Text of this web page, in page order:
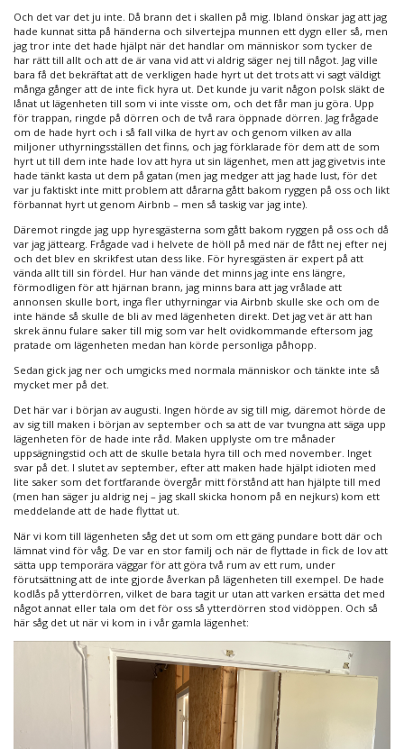
Och det var det ju inte. Då brann det i skallen på mig. Ibland önskar jag att jag
hade kunnat sitta på händerna och silvertejpa munnen ett dygn eller så, men
jag tror inte det hade hjälpt när det handlar om människor som tycker de
har rätt till allt och att de är vana vid att vi aldrig säger nej till något. Jag ville
bara få det bekräftat att de verkligen hade hyrt ut det trots att vi sagt väldigt
många gånger att de inte fick hyra ut. Det kunde ju varit någon polsk släkt de
lånat ut lägenheten till som vi inte visste om, och det får man ju göra. Upp
för trappan, ringde på dörren och de två rara öppnade dörren. Jag frågade
om de hade hyrt och i så fall vilka de hyrt av och genom vilken av alla
miljoner uthyrningsställen det finns, och jag förklarade för dem att de som
hyrt ut till dem inte hade lov att hyra ut sin lägenhet, men att jag givetvis inte
hade tänkt kasta ut dem på gatan (men jag medger att jag hade lust, för det
var ju faktiskt inte mitt problem att dårarna gått bakom ryggen på oss och likt
förbannat hyrt ut genom Airbnb – men så taskig var jag inte).
Däremot ringde jag upp hyresgästerna som gått bakom ryggen på oss och då
var jag jättearg. Frågade vad i helvete de höll på med när de fått nej efter nej
och det blev en skrikfest utan dess like. För hyresgästen är expert på att
vända allt till sin fördel. Hur han vände det minns jag inte ens längre,
förmodligen för att hjärnan brann, jag minns bara att jag vrålade att
annonsen skulle bort, inga fler uthyrningar via Airbnb skulle ske och om de
inte hände så skulle de bli av med lägenheten direkt. Det jag vet är att han
skrek ännu fulare saker till mig som var helt ovidkommande eftersom jag
pratade om lägenheten medan han körde personliga påhopp.
Sedan gick jag ner och umgicks med normala människor och tänkte inte så
mycket mer på det.
Det här var i början av augusti. Ingen hörde av sig till mig, däremot hörde de
av sig till maken i början av september och sa att de var tvungna att säga upp
lägenheten för de hade inte råd. Maken upplyste om tre månader
uppsägningstid och att de skulle betala hyra till och med november. Inget
svar på det. I slutet av september, efter att maken hade hjälpt idioten med
lite saker som det fortfarande övergår mitt förstånd att han hjälpte till med
(men han säger ju aldrig nej – jag skall skicka honom på en nejkurs) kom ett
meddelande att de hade flyttat ut.
När vi kom till lägenheten såg det ut som om ett gäng pundare bott där och
lämnat vind för våg. De var en stor familj och när de flyttade in fick de lov att
sätta upp temporära väggar för att göra två rum av ett rum, under
förutsättning att de inte gjorde åverkan på lägenheten till exempel. De hade
kodlås på ytterdörren, vilket de bara tagit ur utan att varken ersätta det med
något annat eller tala om det för oss så ytterdörren stod vidöppen. Och så
här såg det ut när vi kom in i vår gamla lägenhet: